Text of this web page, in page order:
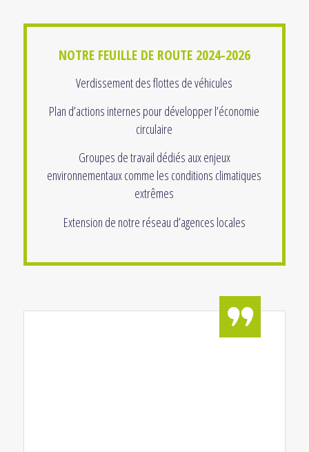
NOTRE FEUILLE DE ROUTE 2024-2026
Verdissement des flottes de véhicules
Plan d’actions internes pour développer l’économie
circulaire
Groupes de travail dédiés aux enjeux
environnementaux comme les conditions climatiques
extrêmes
Extension de notre réseau d’agences locales